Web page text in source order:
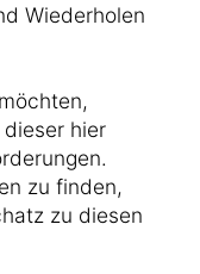
Wiederholen
hier
zu finden,
zu diesen